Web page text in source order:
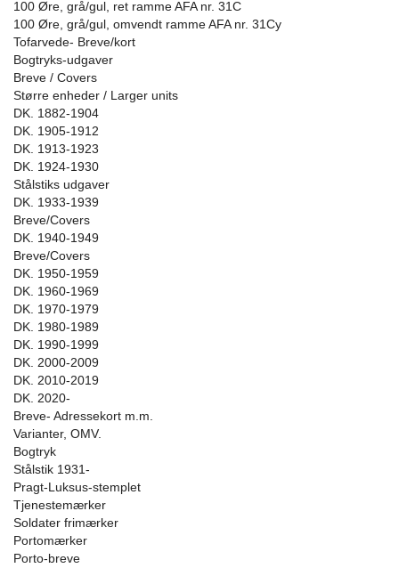
100 Øre, grå/gul, ret ramme AFA nr. 31C
100 Øre, grå/gul, omvendt ramme AFA nr. 31Cy
Tofarvede- Breve/kort
Bogtryks-udgaver
Breve / Covers
Større enheder / Larger units
DK. 1882-1904
DK. 1905-1912
DK. 1913-1923
DK. 1924-1930
Stålstiks udgaver
DK. 1933-1939
Breve/Covers
DK. 1940-1949
Breve/Covers
DK. 1950-1959
DK. 1960-1969
DK. 1970-1979
DK. 1980-1989
DK. 1990-1999
DK. 2000-2009
DK. 2010-2019
DK. 2020-
Breve- Adressekort m.m.
Varianter, OMV.
Bogtryk
Stålstik 1931-
Pragt-Luksus-stemplet
Tjenestemærker
Soldater frimærker
Portomærker
Porto-breve